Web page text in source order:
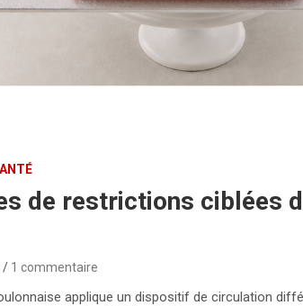
de restrictions ciblées
1 commentaire
applique un dispositif de circulation